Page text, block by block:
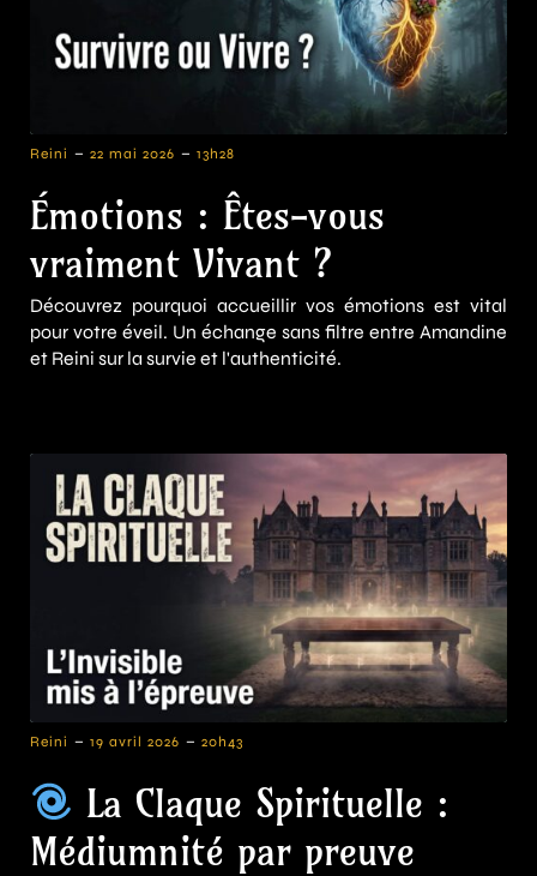
Reini - 22 mai 2026 - 13h28
Émotions : Êtes-vous
vraiment Vivant ?
Découvrez pourquoi accueillir vos émotions est vital
pour votre éveil. Un échange sans filtre entre Amandine
et Reini sur la survie et l'authenticité.
Reini - 19 avril 2026 - 20h43
La Claque Spirituelle :
Médiumnité par preuve